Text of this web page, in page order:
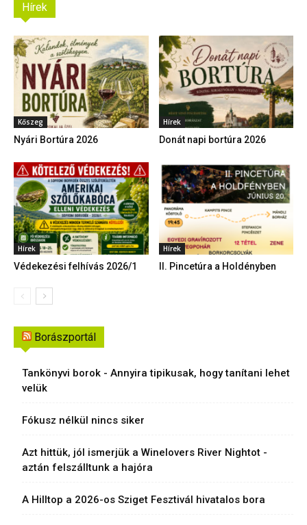
Hírek
Kőszeg
Nyári Bortúra 2026
Hírek
Donát napi bortúra 2026
Hírek
Védekezési felhívás 2026/1
Hírek
II. Pincetúra a Holdényben
Borászportál
Tankönyvi borok - Annyira tipikusak, hogy tanítani lehet
velük
Fókusz nélkül nincs siker
Azt hittük, jól ismerjük a Winelovers River Nightot -
aztán felszálltunk a hajóra
A Hilltop a 2026-os Sziget Fesztivál hivatalos bora